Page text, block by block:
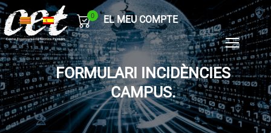
0 EL MEU COMPTE
FORMULARI INCIDÈNCIES
CAMPUS.